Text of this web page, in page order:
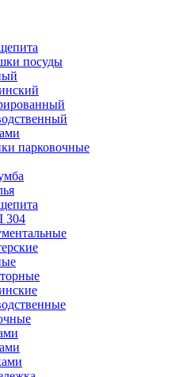
посуды
парковочные
304